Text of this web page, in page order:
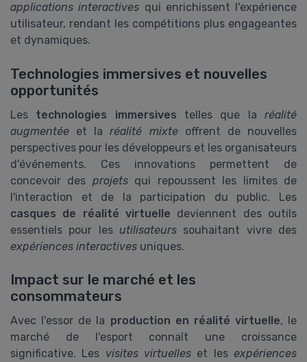
applications interactives qui enrichissent l'expérience
utilisateur, rendant les compétitions plus engageantes
et dynamiques.
Technologies immersives et nouvelles
opportunités
Les technologies immersives telles que laréalité
augmentée et laréalité mixteoffrent de nouvelles
perspectives pour les développeurs et les organisateurs
d'événements. Ces innovations permettent de
concevoir des projetsqui repoussent les limites de
l'interaction et de la participation du public. Les
casques de réalité virtuelle deviennent des outils
essentiels pour les utilisateurs souhaitant vivre des
expériences interactives uniques.
Impact sur le marché et les
consommateurs
Avec l'essor de la production en réalité virtuelle, le
marché de l'esport connaît une croissance
significative. Les visites virtuelles et les expériences